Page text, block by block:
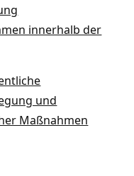
innerhalb der
und
Maßnahmen